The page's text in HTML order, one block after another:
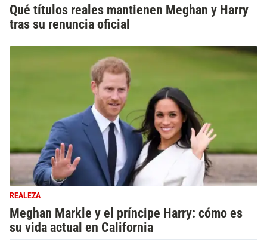
Qué títulos reales mantienen Meghan y Harry
tras su renuncia oficial
REALEZA
Meghan Markle y el príncipe Harry: cómo es
su vida actual en California